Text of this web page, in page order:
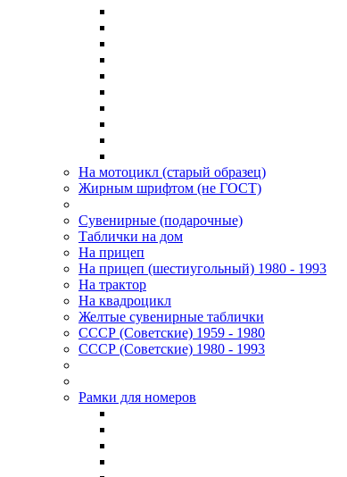
На мотоцикл (старый образец)
Жирным шрифтом (не ГОСТ)
Сувенирные (подарочные)
Таблички на дом
На прицеп
На прицеп (шестиугольный) 1980 - 1993
На трактор
На квадроцикл
Желтые сувенирные таблички
СССР (Советские) 1959 - 1980
СССР (Советские) 1980 - 1993
Рамки для номеров